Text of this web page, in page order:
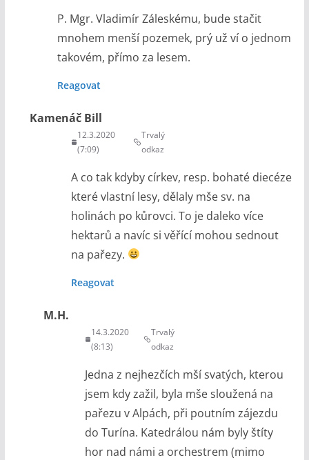
P. Mgr. Vladimír Záleskému, bude stačit
mnohem menší pozemek, prý už ví o jednom
takovém, přímo za lesem.
Reagovat
Kamenáč Bill
12.3.2020
(7:09)
Trvalý
odkaz
A co tak kdyby církev, resp. bohaté diecéze
které vlastní lesy, dělaly mše sv. na
holinách po kůrovci. To je daleko více
hektarů a navíc si věřící mohou sednout
na pařezy.
Reagovat
M.H.
14.3.2020
(8:13)
Trvalý
odkaz
Jedna z nejhezčích mší svatých, kterou
jsem kdy zažil, byla mše sloužená na
pařezu v Alpách, při poutním zájezdu
do Turína. Katedrálou nám byly štíty
hor nad námi a orchestrem (mimo